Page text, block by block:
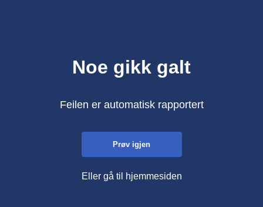
Noe gikk galt
Feilen er automatisk rapportert
Prøv igjen
Eller gå til hjemmesiden